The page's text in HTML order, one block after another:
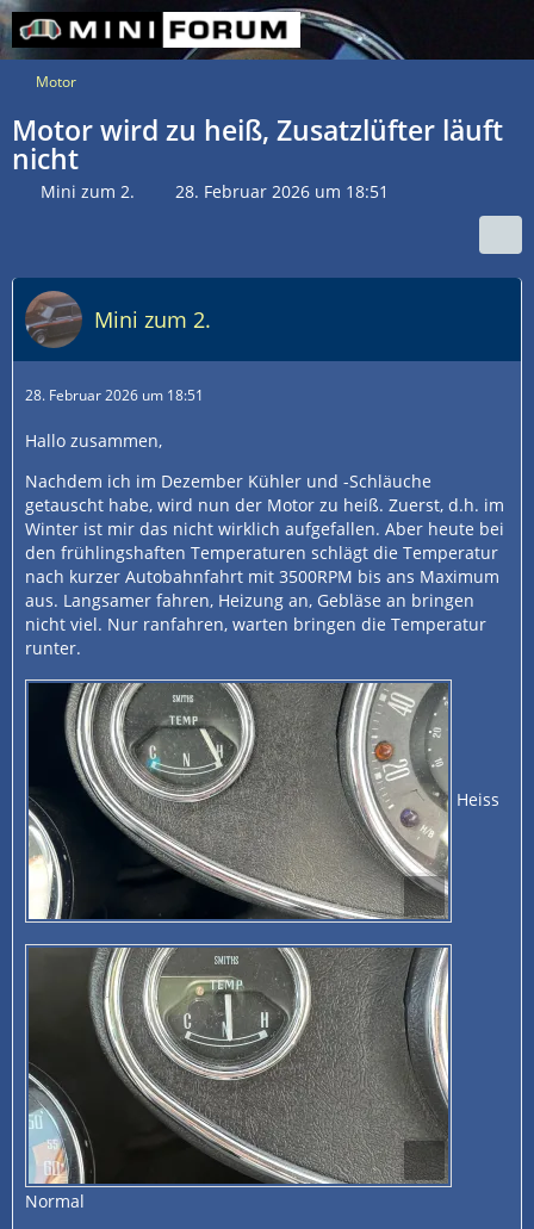
Motor
Motor wird zu heiß, Zusatzlüfter läuft
nicht
Mini zum 2. 28. Februar 2026 um 18:51
Mini zum 2.
28. Februar 2026 um 18:51
Hallo zusammen,
Nachdem ich im Dezember Kühler und -Schläuche
getauscht habe, wird nun der Motor zu heiß. Zuerst, d.h. im
Winter ist mir das nicht wirklich aufgefallen. Aber heute bei
den frühlingshaften Temperaturen schlägt die Temperatur
nach kurzer Autobahnfahrt mit 3500RPM bis ans Maximum
aus. Langsamer fahren, Heizung an, Gebläse an bringen
nicht viel. Nur ranfahren, warten bringen die Temperatur
runter.
Heiss
Normal